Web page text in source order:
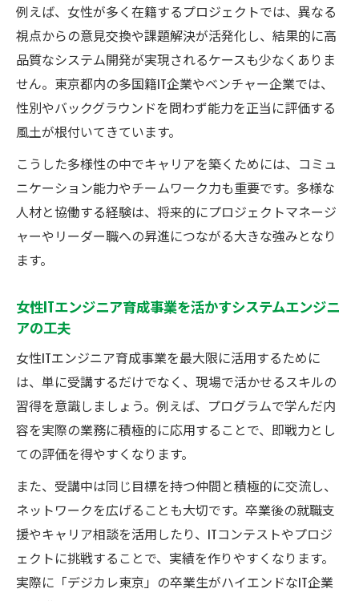
例えば、女性が多く在籍するプロジェクトでは、異なる
視点からの意見交換や課題解決が活発化し、結果的に高
品質なシステム開発が実現されるケースも少なくありま
せん。東京都内の多国籍IT企業やベンチャー企業では、
性別やバックグラウンドを問わず能力を正当に評価する
風土が根付いてきています。
こうした多様性の中でキャリアを築くためには、コミュ
ニケーション能力やチームワーク力も重要です。多様な
人材と協働する経験は、将来的にプロジェクトマネージ
ャーやリーダー職への昇進につながる大きな強みとなり
ます。
女性ITエンジニア育成事業を活かすシステムエンジニ
アの工夫
女性ITエンジニア育成事業を最大限に活用するために
は、単に受講するだけでなく、現場で活かせるスキルの
習得を意識しましょう。例えば、プログラムで学んだ内
容を実際の業務に積極的に応用することで、即戦力とし
ての評価を得やすくなります。
また、受講中は同じ目標を持つ仲間と積極的に交流し、
ネットワークを広げることも大切です。卒業後の就職支
援やキャリア相談を活用したり、ITコンテストやプロジ
ェクトに挑戦することで、実績を作りやすくなります。
実際に「デジカレ東京」の卒業生がハイエンドなIT企業